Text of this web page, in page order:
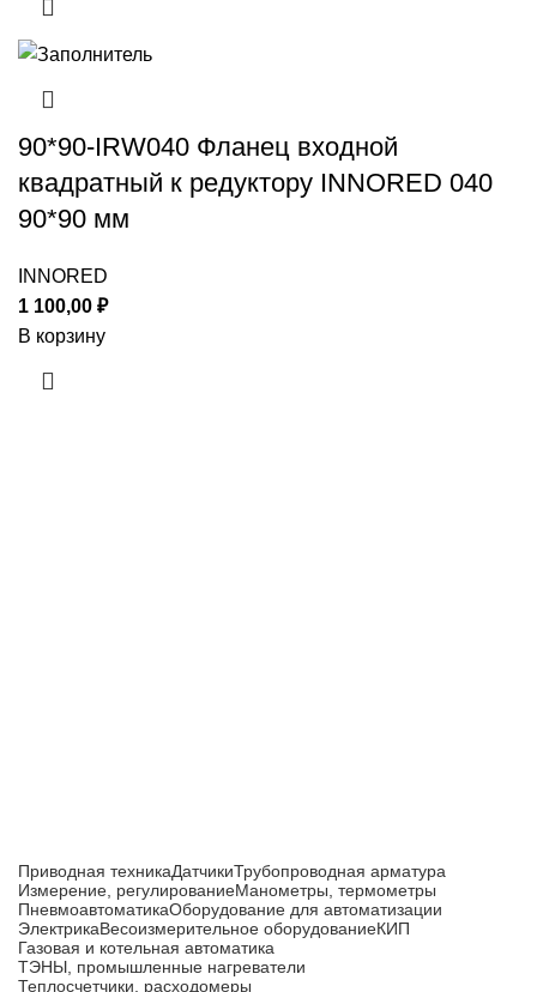
90*90-IRW040 Фланец входной
квадратный к редуктору INNORED 040
90*90 мм
INNORED
1 100,00 ₽
В корзину
Приводная техникаДатчикиТрубопроводная арматура
Измерение, регулированиеМанометры, термометры
ПневмоавтоматикаОборудование для автоматизации
ЭлектрикаВесоизмерительное оборудованиеКИП
Газовая и котельная автоматика
ТЭНЫ, промышленные нагреватели
Теплосчетчики, расходомеры